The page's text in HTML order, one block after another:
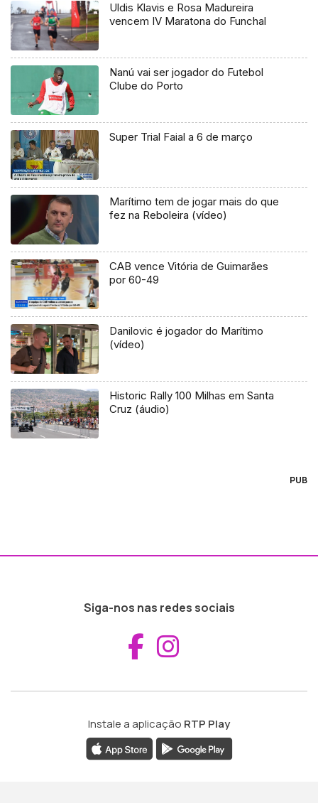
Uldis Klavis e Rosa Madureira
vencem IV Maratona do Funchal
Nanú vai ser jogador do Futebol
Clube do Porto
Super Trial Faial a 6 de março
Marítimo tem de jogar mais do que
fez na Reboleira (vídeo)
CAB vence Vitória de Guimarães
por 60-49
Danilovic é jogador do Marítimo
(vídeo)
Historic Rally 100 Milhas em Santa
Cruz (áudio)
PUB
Siga-nos nas redes sociais
Aceder ao
Instale a aplicação RTP Play